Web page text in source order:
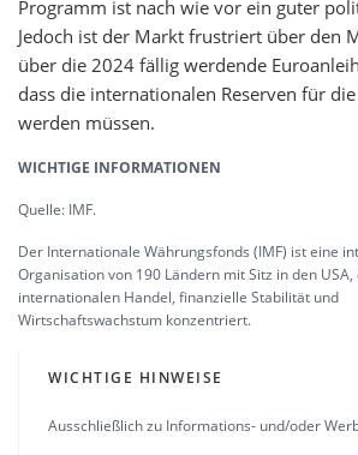
Programm ist nach wie vor ein guter
Jedoch ist der Markt frustriert über den
über die 2024 fällig werdende
dass die internationalen Reserven für
werden müssen.
WICHTIGE INFORMATIONEN
Quelle: IMF.
Der Internationale Währungsfonds (IMF) ist eine
Organisation von 190 Ländern mit Sitz in den
internationalen Handel, finanzielle Stabilität und
Wirtschaftswachstum konzentriert.
WICHTIGE HINWEISE
Ausschließlich zu Informations- und/oder